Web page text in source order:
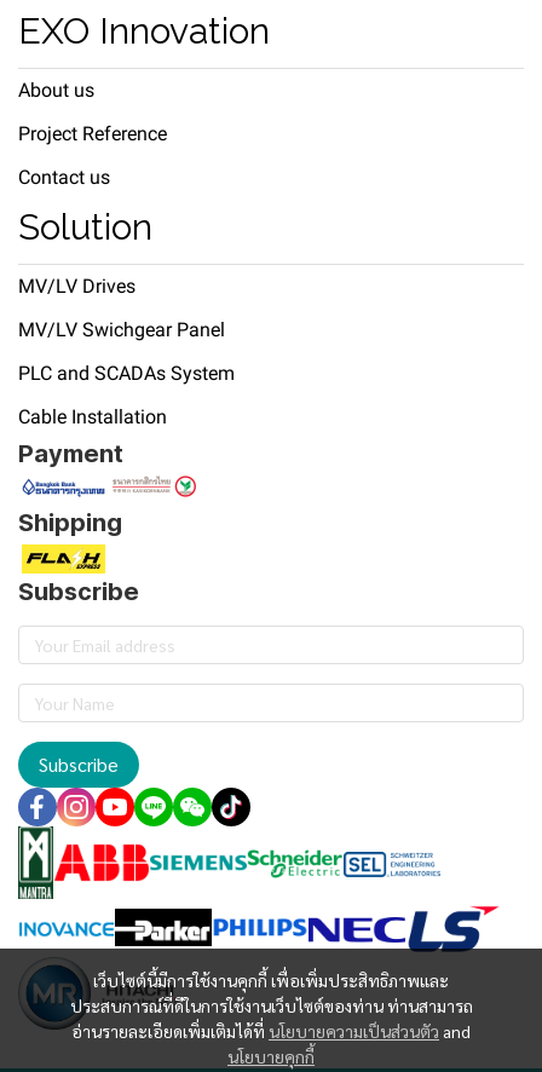
เว็บไซต์นี้มีการใช้งานคุกกี้ เพื่อเพิ่มประสิทธิภาพและ
ประสบการณ์ที่ดีในการใช้งานเว็บไซต์ของท่าน ท่านสามารถ
อ่านรายละเอียดเพิ่มเติมได้ที่ นโยบายความเป็นส่วนตัว and
นโยบายคุกกี้
EXO Innovation
About us
Project Reference
Contact us
Solution
MV/LV Drives
MV/LV Swichgear Panel
PLC and SCADAs System
Cable Installation
Payment
Shipping
Subscribe
Subscribe